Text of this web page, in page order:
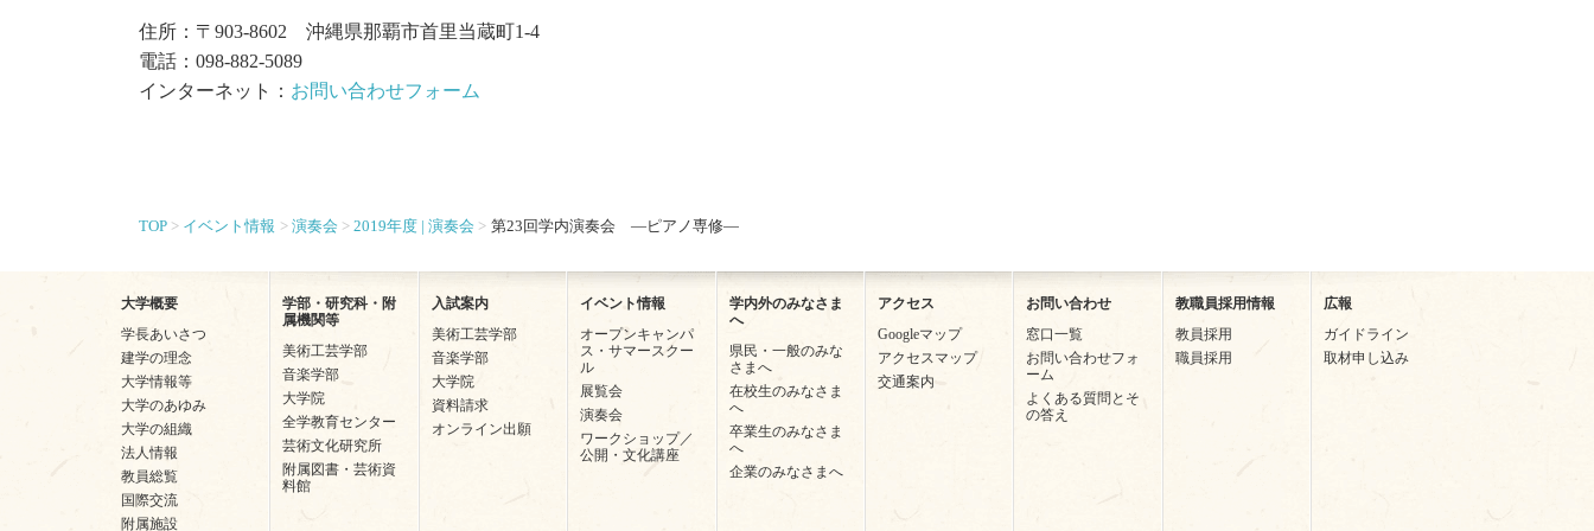
住所：〒903-8602 沖縄県那覇市首里当蔵町1-4
電話：098-882-5089
インターネット： お問い合わせフォーム
TOP イベント情報 演奏会 2019年度 | 演奏会 第23回学内演奏会 ―ピアノ専修―
大学概要
学長あいさつ
建学の理念
大学情報等
大学のあゆみ
大学の組織
法人情報
教員総覧
国際交流
附属施設
学部・研究科・附
属機関等
美術工芸学部
音楽学部
大学院
全学教育センター
芸術文化研究所
附属図書・芸術資
料館
入試案内
美術工芸学部
音楽学部
大学院
資料請求
オンライン出願
イベント情報
オープンキャンパ
ス・サマースクー
ル
展覧会
演奏会
ワークショップ／
公開・文化講座
学内外のみなさま
へ
県民・一般のみな
さまへ
在校生のみなさま
へ
卒業生のみなさま
へ
企業のみなさまへ
アクセス
Googleマップ
アクセスマップ
交通案内
お問い合わせ
窓口一覧
お問い合わせフォ
ーム
よくある質問とそ
の答え
教職員採用情報
教員採用
職員採用
広報
ガイドライン
取材申し込み